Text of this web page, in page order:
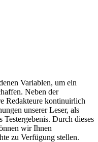
Variablen, um ein
Neben der
Redakteure kontinuirlich
unserer Leser, als
Testergebenis. Durch dieses
wir Ihnen
zu Verfügung stellen.